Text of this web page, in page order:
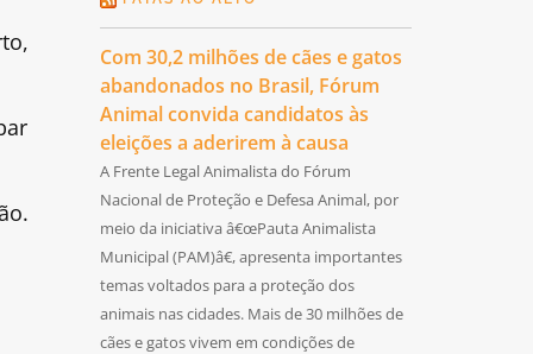
Com 30,2 milhões de cães e gatos
abandonados no Brasil, Fórum
Animal convida candidatos às
eleições a aderirem à causa
A Frente Legal Animalista do Fórum
Nacional de Proteção e Defesa Animal, por
meio da iniciativa â€œPauta Animalista
Municipal (PAM)â€, apresenta importantes
temas voltados para a proteção dos
animais nas cidades. Mais de 30 milhões de
cães e gatos vivem em condições de